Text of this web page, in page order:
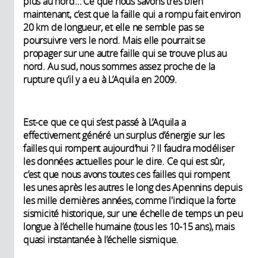
maintenant, c’est que la faille qui a rompu fait environ
20 km de longueur, et elle ne semble pas se
poursuivre vers le nord. Mais elle pourrait se
propager sur une autre faille qui se trouve plus au
nord. Au sud, nous sommes assez proche de la
rupture qu’il y a eu à L’Aquila en 2009.
Est-ce que ce qui s’est passé à L’Aquila a
effectivement généré un surplus d’énergie sur les
failles qui rompent aujourd’hui ? Il faudra modéliser
les données actuelles pour le dire. Ce qui est sûr,
c’est que nous avons toutes ces failles qui rompent
les unes après les autres le long des Apennins depuis
les mille dernières années, comme l'indique la forte
sismicité historique, sur une échelle de temps un peu
longue à l’échelle humaine (tous les 10-15 ans), mais
quasi instantanée à l’échelle sismique.